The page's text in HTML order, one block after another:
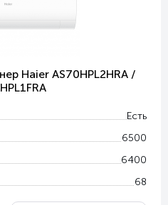
Haier AS70HPL2HRA /
Есть
6500
6400
68